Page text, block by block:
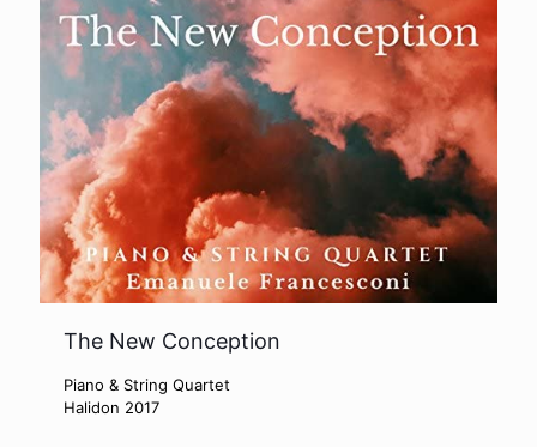
The New Conception
Piano & String Quartet
Halidon 2017